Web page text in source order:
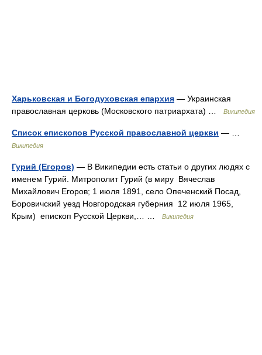
Харьковская и Богодуховская епархия — Украинская
православная церковь (Московского патриархата) …
Википедия
Список епископов Русской православной церкви — …
Википедия
Гурий (Егоров) — В Википедии есть статьи о других людях с
именем Гурий. Митрополит Гурий (в миру Вячеслав
Михайлович Егоров; 1 июля 1891, село Опеченский Посад,
Боровичский уезд Новгородская губерния 12 июля 1965,
Крым) епископ Русской Церкви,… …
Википедия